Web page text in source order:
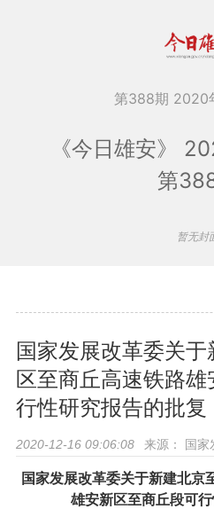
第388期 2020
《今日雄安》
第
暂无封
国家发展改革委关
区至商丘高速铁路
行性研究报告的批复
2020-12-16 09:06:08 来源： 国家
国家发展改革委关于新建北京
雄安新区至商丘段可
查看更